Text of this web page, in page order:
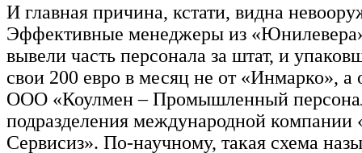
И главная причина, кстати, видна
Эффективные менеджеры из
вывели часть персонала за штат, и
свои 200 евро в месяц не от «Инмарко», а
ООО «Коулмен – Промышленный
подразделения международной компании
Сервисиз». По-научному, такая схема